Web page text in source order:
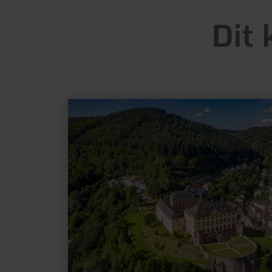
Dit
Schloss
&amp;
Gärten